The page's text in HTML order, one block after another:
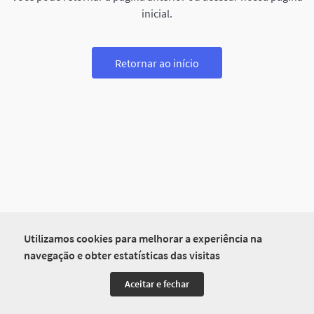
Utilizamos cookies para melhorar a experiência na
navegação e obter estatísticas das visitas
Aceitar e fechar
inicial.
Retornar ao início